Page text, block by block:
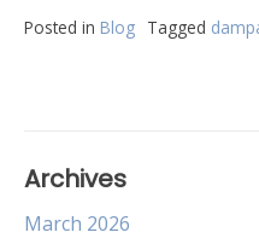
Posted in Blog Tagged
Archives
March 2026